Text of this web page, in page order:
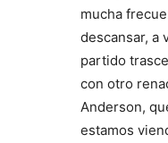
mucha
descansar, a
partido
con otro
Anderson,
estamos